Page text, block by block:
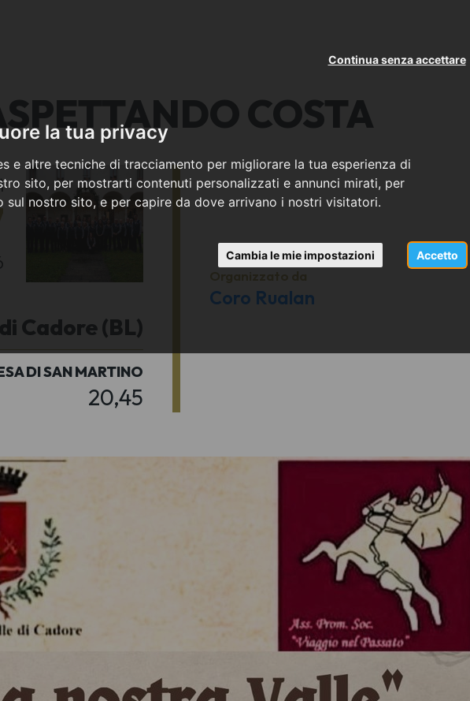
la tua privacy
e altre tecniche di tracciamento per migliorare la tua esperienza di
sito, per mostrarti contenuti personalizzati e annunci mirati, per
sul nostro sito, e per capire da dove arrivano i nostri visitatori.
Accetto
Continua senza accettare
Cambia le mie impostazioni
COSTA
Cadore (BL)
DI SAN MARTINO
20,45
Coro Rualan